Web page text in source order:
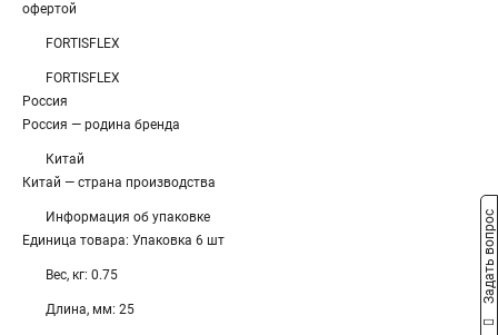
офертой
FORTISFLEX
FORTISFLEX
Россия
Россия — родина бренда
Китай
Китай — страна производства
Информация об упаковке
Единица товара: Упаковка 6 шт
Вес, кг: 0.75
Длина, мм: 25
Задать вопрос